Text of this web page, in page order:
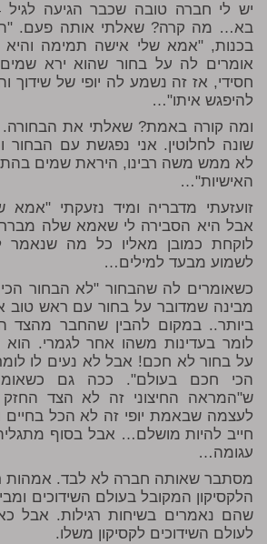
בא… מה קרה? שאלתי אותה פעם.
בכנות, "אמא שלי אישה תמימה והיא
אומרים לה על בחור שהוא ירא
חסידי, אז זה נשמע לה יופי של שידוך
להיפגש איתו"…
ומה קורה באמת? שאלתי את
שונה לחלוטין. אני נפגשת עם הבחור
לא ממש משה רבינו, היראת שמים
האישיות"…
זועזעתי מדבריה ומיד נזעקתי
אבל היא הסבירה לי שאמא שלה
לוקחת כמובן מאליו כל מה
לשמוע מבעד למילים…
כשאומרים לה שהבחור "לא הבחור
מבינה שמדובר על בחור עם ראש טוב
ביותר.. במקום להבין שהחבר מהצד
לומר בעדינות משהו אחר לגמרי.
על בחור לא חכם! אבל לא נעים לו
הכי חכם בעולם". ככה גם
ש"המראה החיצוני זה לא הצד החזק
לעצמה שבאמת יופי זה לא הכל בחיים
חייב להיות מושלם… אבל בסוף
עגומה…
מסתבר שאותה חברה לא לבד. אמהות
הלקסיקון המקובל בעולם השידוכים
שהם נאמרים בשיחות רגילות. אבל
לעולם השידוכים לקסיקון משלו.